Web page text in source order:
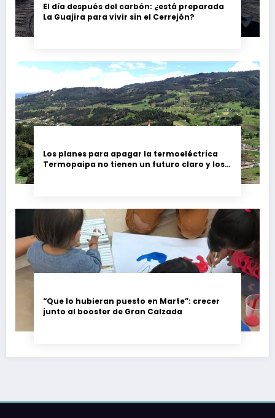
El día después del carbón: ¿está preparada
La Guajira para vivir sin el Cerrejón?
Los planes para apagar la termoeléctrica
Termopaipa no tienen un futuro claro y los
“Que lo hubieran puesto en Marte”: crecer
junto al booster de Gran Calzada